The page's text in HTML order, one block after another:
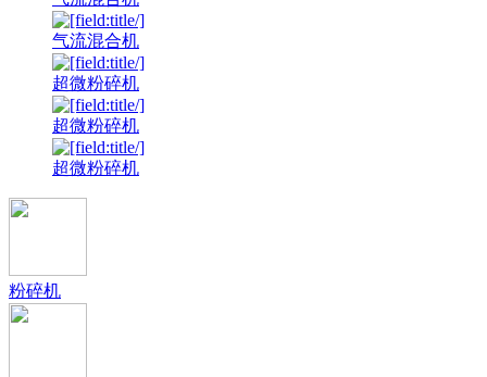
气流混合机
超微粉碎机
超微粉碎机
超微粉碎机
粉碎机